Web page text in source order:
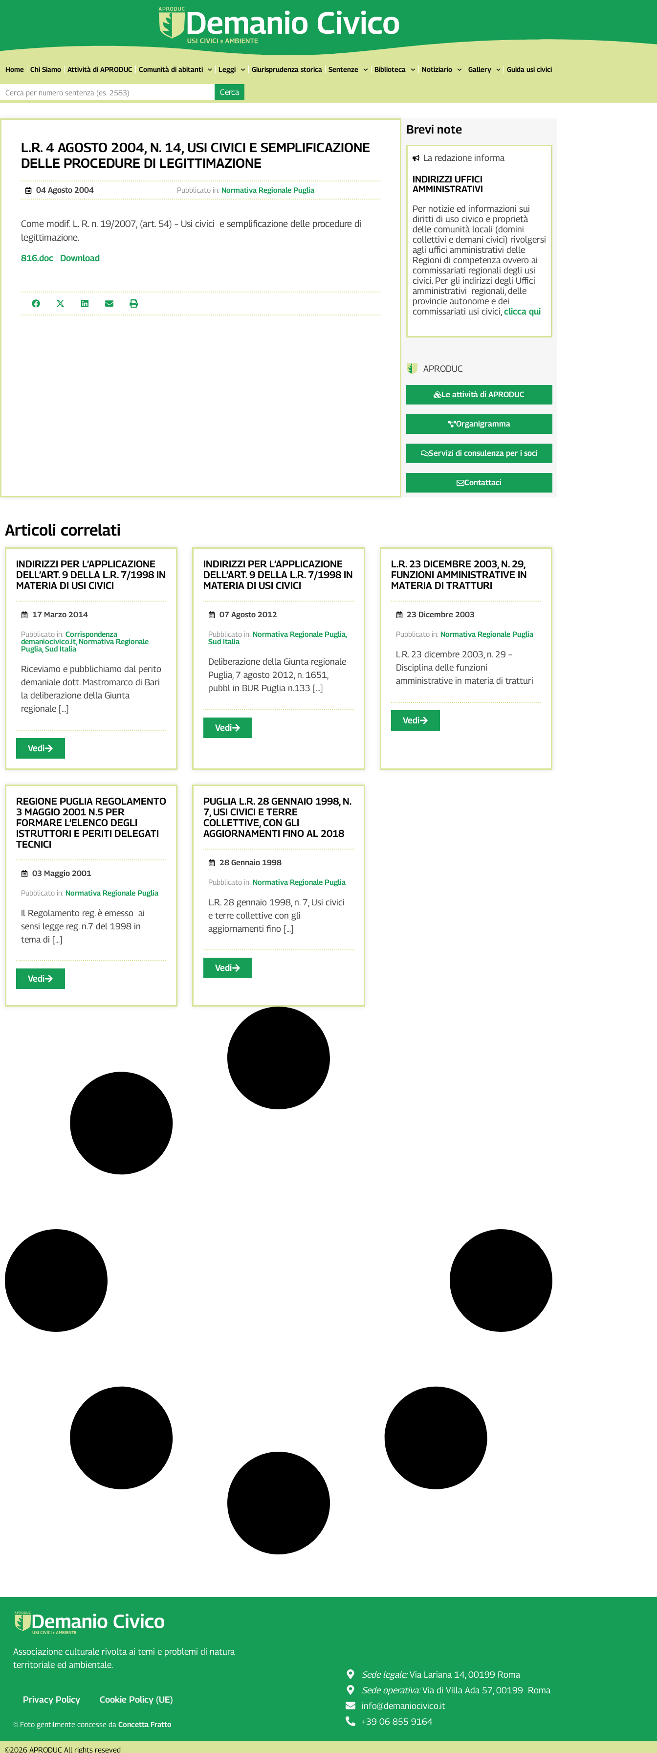
Home Chi Siamo Attività di APRODUC Comunità di abitanti Leggi Giurisprudenza storica Sentenze Biblioteca Notiziario Gallery Guida usi civici
Cerca
L.R. 4 AGOSTO 2004, N. 14, USI CIVICI E SEMPLIFICAZIONE
DELLE PROCEDURE DI LEGITTIMAZIONE
04 Agosto 2004 Pubblicato in: Normativa Regionale Puglia
Come modif. L. R. n. 19/2007, (art. 54) – Usi civici e semplificazione delle procedure di
legittimazione.
816.doc Download
Brevi note
La redazione informa
INDIRIZZI UFFICI
AMMINISTRATIVI
Per notizie ed informazioni sui
diritti di uso civico e proprietà
delle comunità locali (domini
collettivi e demani civici) rivolgersi
agli uffici amministrativi delle
Regioni di competenza ovvero ai
commissariati regionali degli usi
civici. Per gli indirizzi degli Uffici
amministrativi regionali, delle
provincie autonome e dei
commissariati usi civici,clicca qui
APRODUC
Le attività di APRODUC
Organigramma
Servizi di consulenza per i soci
Contattaci
Articoli correlati
INDIRIZZI PER L’APPLICAZIONE
DELL’ART. 9 DELLA L.R. 7/1998 IN
MATERIA DI USI CIVICI
17 Marzo 2014
Pubblicato in: Corrispondenza
demaniocivico.it, Normativa Regionale
Puglia, Sud Italia
Riceviamo e pubblichiamo dal perito
demaniale dott. Mastromarco di Bari
la deliberazione della Giunta
regionale [...]
Vedi
INDIRIZZI PER L’APPLICAZIONE
DELL’ART. 9 DELLA L.R. 7/1998 IN
MATERIA DI USI CIVICI
07 Agosto 2012
Pubblicato in: Normativa Regionale Puglia,
Sud Italia
Deliberazione della Giunta regionale
Puglia, 7 agosto 2012, n. 1651,
pubbl in BUR Puglia n.133 [...]
Vedi
L.R. 23 DICEMBRE 2003, N. 29,
FUNZIONI AMMINISTRATIVE IN
MATERIA DI TRATTURI
23 Dicembre 2003
Pubblicato in: Normativa Regionale Puglia
L.R. 23 dicembre 2003, n. 29 –
Disciplina delle funzioni
amministrative in materia di tratturi
Vedi
REGIONE PUGLIA REGOLAMENTO
3 MAGGIO 2001 N.5 PER
FORMARE L’ELENCO DEGLI
ISTRUTTORI E PERITI DELEGATI
TECNICI
03 Maggio 2001
Pubblicato in: Normativa Regionale Puglia
Il Regolamento reg. è emesso ai
sensi legge reg. n.7 del 1998 in
tema di [...]
Vedi
PUGLIA L.R. 28 GENNAIO 1998, N.
7, USI CIVICI E TERRE
COLLETTIVE, CON GLI
AGGIORNAMENTI FINO AL 2018
28 Gennaio 1998
Pubblicato in: Normativa Regionale Puglia
L.R. 28 gennaio 1998, n. 7, Usi civici
e terre collettive con gli
aggiornamenti fino [...]
Vedi
Associazione culturale rivolta ai temi e problemi di natura
territoriale ed ambientale.
Privacy Policy Cookie Policy (UE)
© Foto gentilmente concesse da Concetta Fratto
Sede legale:Via Lariana 14, 00199 Roma
Sede operativa:Via di Villa Ada 57, 00199 Roma
info@demaniocivico.it
+39 06 855 9164
©2026 APRODUC All rights reseved